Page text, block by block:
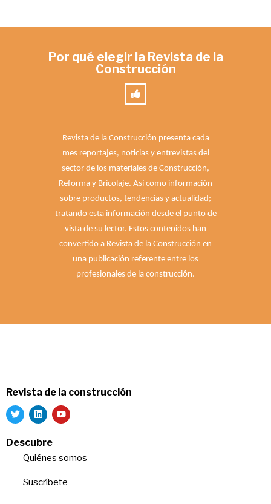
Por qué elegir la Revista de la
Construcción
Revista de la Construcción presenta cada
mes reportajes, noticias y entrevistas del
sector de los materiales de Construcción,
Reforma y Bricolaje. Así como información
sobre productos, tendencias y actualidad;
tratando esta información desde el punto de
vista de su lector. Estos contenidos han
convertido a Revista de la Construcción en
una publicación referente entre los
profesionales de la construcción.
Revista de la construcción
Descubre
Quiénes somos
Suscríbete